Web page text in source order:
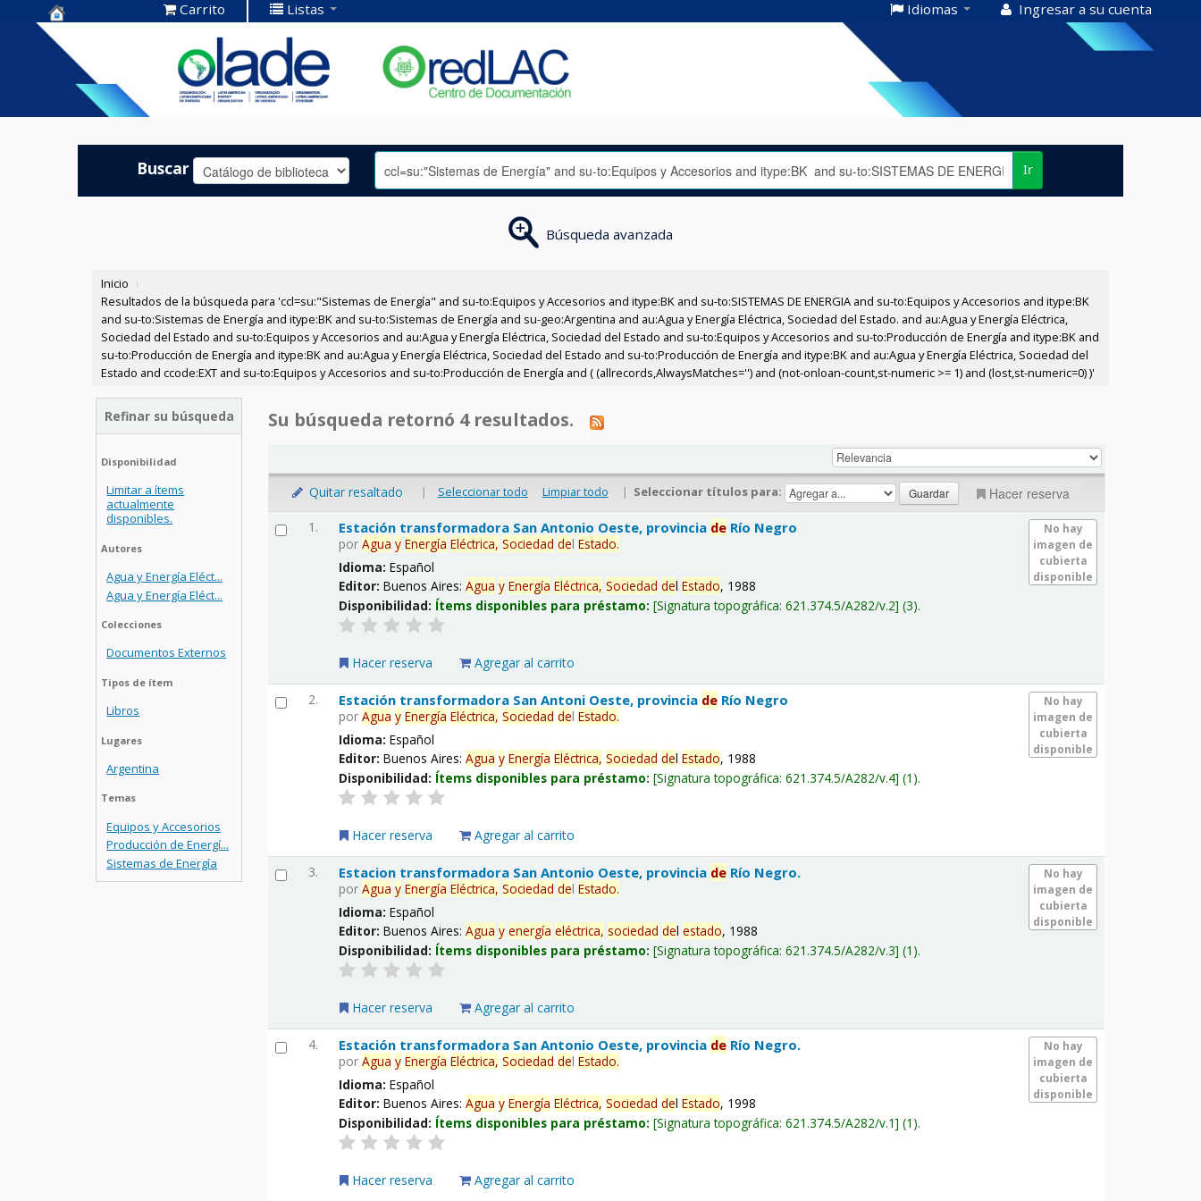
Centro de
Documentación
OLADE -
Carrito Listas Idiomas Ingresar a su cuenta
Buscar Ir
Búsqueda avanzada
Inicio ›
Resultados de la búsqueda para 'ccl=su:"Sistemas de Energía" and su-to:Equipos y Accesorios and itype:BK and su-to:SISTEMAS DE ENERGIA and su-to:Equipos y Accesorios and itype:BK
and su-to:Sistemas de Energía and itype:BK and su-to:Sistemas de Energía and su-geo:Argentina and au:Agua y Energía Eléctrica, Sociedad del Estado. and au:Agua y Energía Eléctrica,
Sociedad del Estado and su-to:Equipos y Accesorios and au:Agua y Energía Eléctrica, Sociedad del Estado and su-to:Equipos y Accesorios and su-to:Producción de Energía and itype:BK and
su-to:Producción de Energía and itype:BK and au:Agua y Energía Eléctrica, Sociedad del Estado and su-to:Producción de Energía and itype:BK and au:Agua y Energía Eléctrica, Sociedad del
Estado and ccode:EXT and su-to:Equipos y Accesorios and su-to:Producción de Energía and ( (allrecords,AlwaysMatches='') and (not-onloan-count,st-numeric >= 1) and (lost,st-numeric=0) )'
Refinar su búsqueda
Disponibilidad
Limitar a ítems
actualmente
disponibles.
Autores
Agua y Energía Eléct...
Agua y Energía Eléct...
Colecciones
Documentos Externos
Tipos de ítem
Libros
Lugares
Argentina
Temas
Equipos y Accesorios
Producción de Energí...
Sistemas de Energía
Su búsqueda retornó 4 resultados.
Quitar resaltado | Seleccionar todo Limpiar todo | Seleccionar títulos para: Hacer reserva
1.
No hay
imagen de
cubierta
disponible
Estación transformadora San Antonio Oeste, provincia de Río Negro
porAgua y Energía Eléctrica, Sociedad delEstado.
Idioma:Español
Editor:Buenos Aires:Agua y Energía Eléctrica, Sociedad delEstado, 1988
Disponibilidad: Ítems disponibles para préstamo: Signatura topográfica:621.374.5/A282/v.2 (3).
Hacer reserva Agregar al carrito
2.
No hay
imagen de
cubierta
disponible
Estación transformadora San Antoni Oeste, provincia de Río Negro
porAgua y Energía Eléctrica, Sociedad delEstado.
Idioma:Español
Editor:Buenos Aires:Agua y Energía Eléctrica, Sociedad delEstado, 1988
Disponibilidad: Ítems disponibles para préstamo: Signatura topográfica:621.374.5/A282/v.4 (1).
Hacer reserva Agregar al carrito
3.
No hay
imagen de
cubierta
disponible
Estacion transformadora San Antonio Oeste, provincia de Río Negro.
porAgua y Energía Eléctrica, Sociedad delEstado.
Idioma:Español
Editor:Buenos Aires:Agua y energía eléctrica, sociedad delestado, 1988
Disponibilidad: Ítems disponibles para préstamo: Signatura topográfica:621.374.5/A282/v.3 (1).
Hacer reserva Agregar al carrito
4.
No hay
imagen de
cubierta
disponible
Estación transformadora San Antonio Oeste, provincia de Río Negro.
porAgua y Energía Eléctrica, Sociedad delEstado.
Idioma:Español
Editor:Buenos Aires:Agua y Energía Eléctrica, Sociedad delEstado, 1998
Disponibilidad: Ítems disponibles para préstamo: Signatura topográfica:621.374.5/A282/v.1 (1).
Hacer reserva Agregar al carrito